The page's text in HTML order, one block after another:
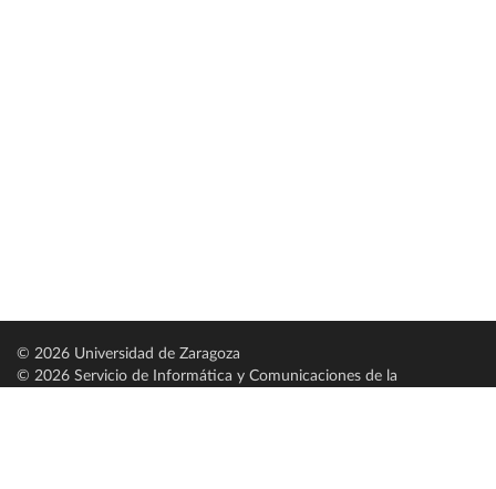
© 2026 Universidad de Zaragoza
© 2026 Servicio de Informática y Comunicaciones de la